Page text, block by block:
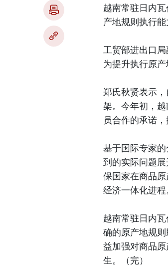
越南常驻日内
产地规则执行
工贸部进出口
为提升执行原
郑氏秋贤表示
架。今年初，
员合作的承诺，
基于国际专家
到的实际问题
保国家在商品
经济一体化进程
越南常驻日内
确的原产地规
益加强对商品
生。（完）